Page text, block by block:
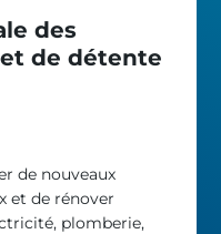
des
de détente
de nouveaux
et de rénover
plomberie,